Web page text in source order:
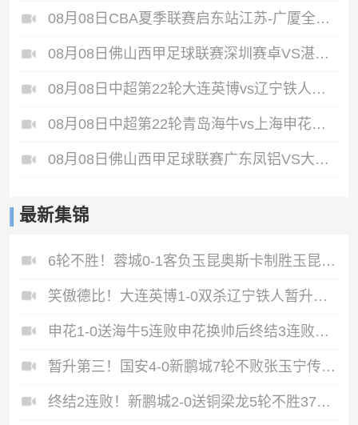
08月08日CBA夏季联赛启东站江苏-广厦全场录像
08月08日佛山西甲足球联赛深圳赛卓VS湛江热点·粤标售电全场录像
08月08日中超第22轮大连英博vs辽宁铁人全场录像
08月08日中超第22轮青岛海牛vs上海申花全场录像
08月08日佛山西甲足球联赛广东凤铝VS大塘控股全场录像
最新集锦
6轮不胜！蓉城0-1客负玉昆奥斯卡制胜玉昆暂第三蓉城全场1射正
笑傲德比！大连英博1-0双杀辽宁铁人暂升第2斯坦丘远射制胜
申花1-0送海牛5连败申花换帅后终结3连败阿苏埃助攻徐皓阳制胜
暂升第三！国安4-0新鹏城7轮不败张玉宁传射达万双响法比奥破门
终结2连败！新鹏城2-0送铜梁龙5轮不胜37岁姜至鹏破门韦斯利建功